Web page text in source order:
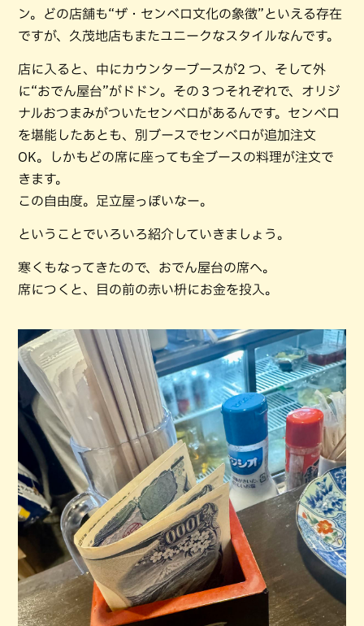
ン。どの店舗も“ザ・センベロ文化の象徴”といえる存在
ですが、久茂地店もまたユニークなスタイルなんです。
店に入ると、中にカウンターブースが2 つ、そして外
に“おでん屋台”がドドン。その３つそれぞれで、オリジ
ナルおつまみがついたセンベロがあるんです。センベロ
を堪能したあとも、別ブースでセンベロが追加注文
OK。しかもどの席に座っても全ブースの料理が注文で
きます。
この自由度。足立屋っぽいなー。
ということでいろいろ紹介していきましょう。
寒くもなってきたので、おでん屋台の席へ。
席につくと、目の前の赤い枡にお金を投入。